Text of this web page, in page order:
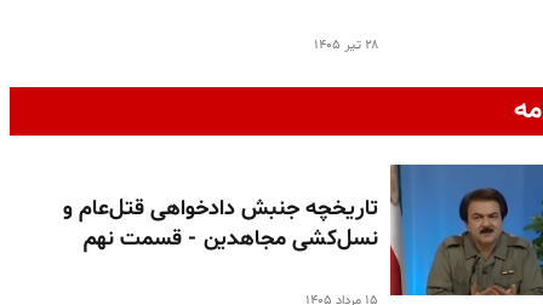
۲۸ تیر ۱۴۰۵
تاریخچه جنبش دادخواهی قتل‌عام و
نسل‌کشی مجاهدین - قسمت نهم
۱۵ مرداد ۱۴۰۵